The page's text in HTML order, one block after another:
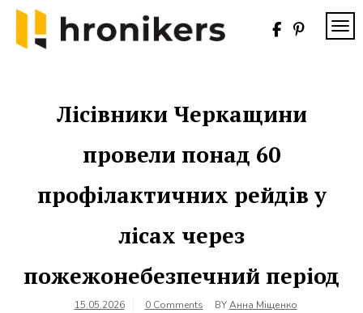
Skip
content
Лісівники Черкащини
провели понад 60
профілактичних рейдів у
лісах через
пожежонебезпечний період
15.05.2026 0 Comments BYАнна Міщенко